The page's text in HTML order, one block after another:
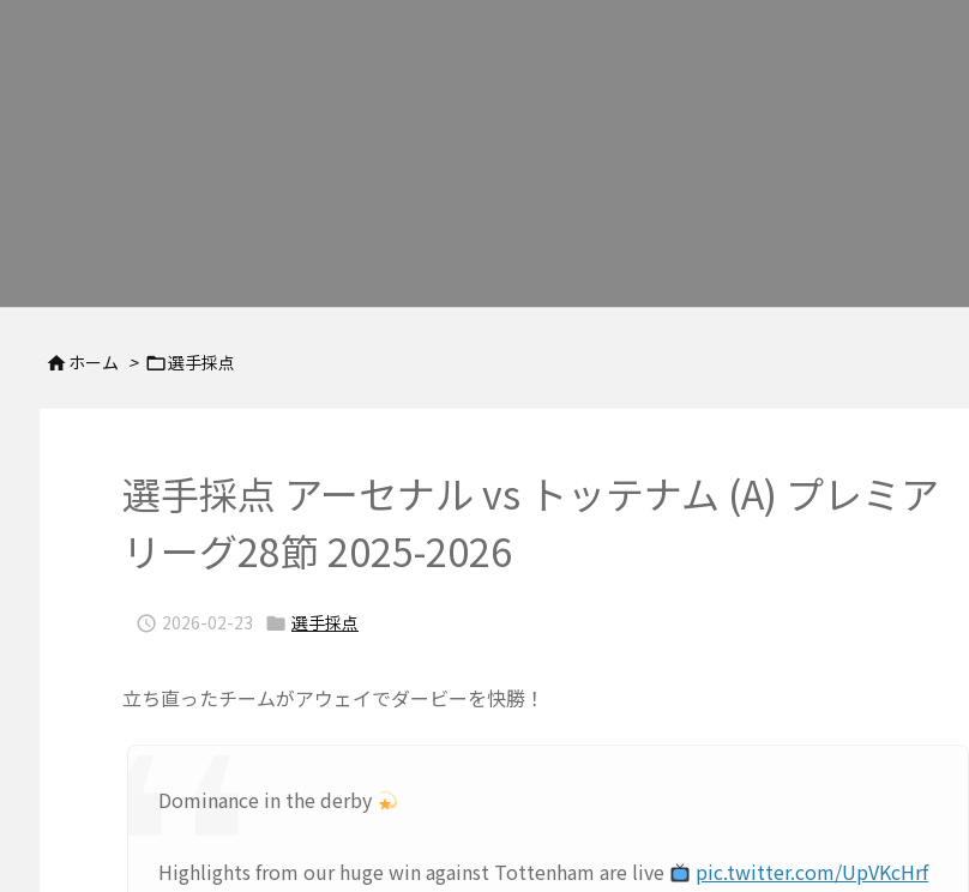
ホーム > 選手採点
選手採点 アーセナル vs トッテナム (A) プレミア
リーグ28節 2025-2026
 2026-02-23  選手採点
立ち直ったチームがアウェイでダービーを快勝！
Dominance in the derby
Highlights from our huge win against Tottenham are live
pic.twitter.com/UpVKcHrf